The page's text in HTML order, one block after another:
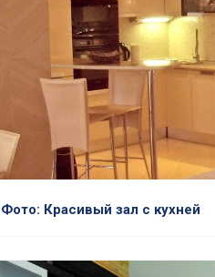
Фото: Красивый зал с кухней